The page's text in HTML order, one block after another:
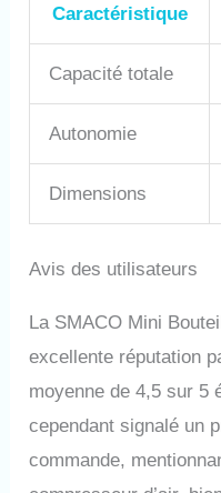
Caractéristique
Capacité totale
Autonomie
Dimensions
Avis des utilisateurs
La SMACO Mini
excellente réputation
moyenne de 4,5 sur 5
cependant signalé un
commande,